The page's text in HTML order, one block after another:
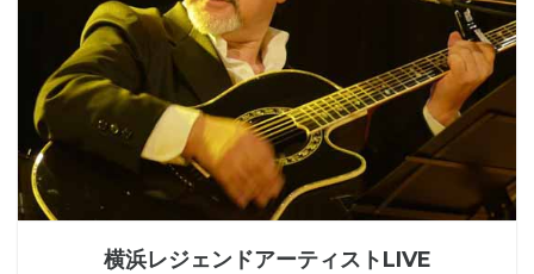
横浜レジェンドアーティストLIVE